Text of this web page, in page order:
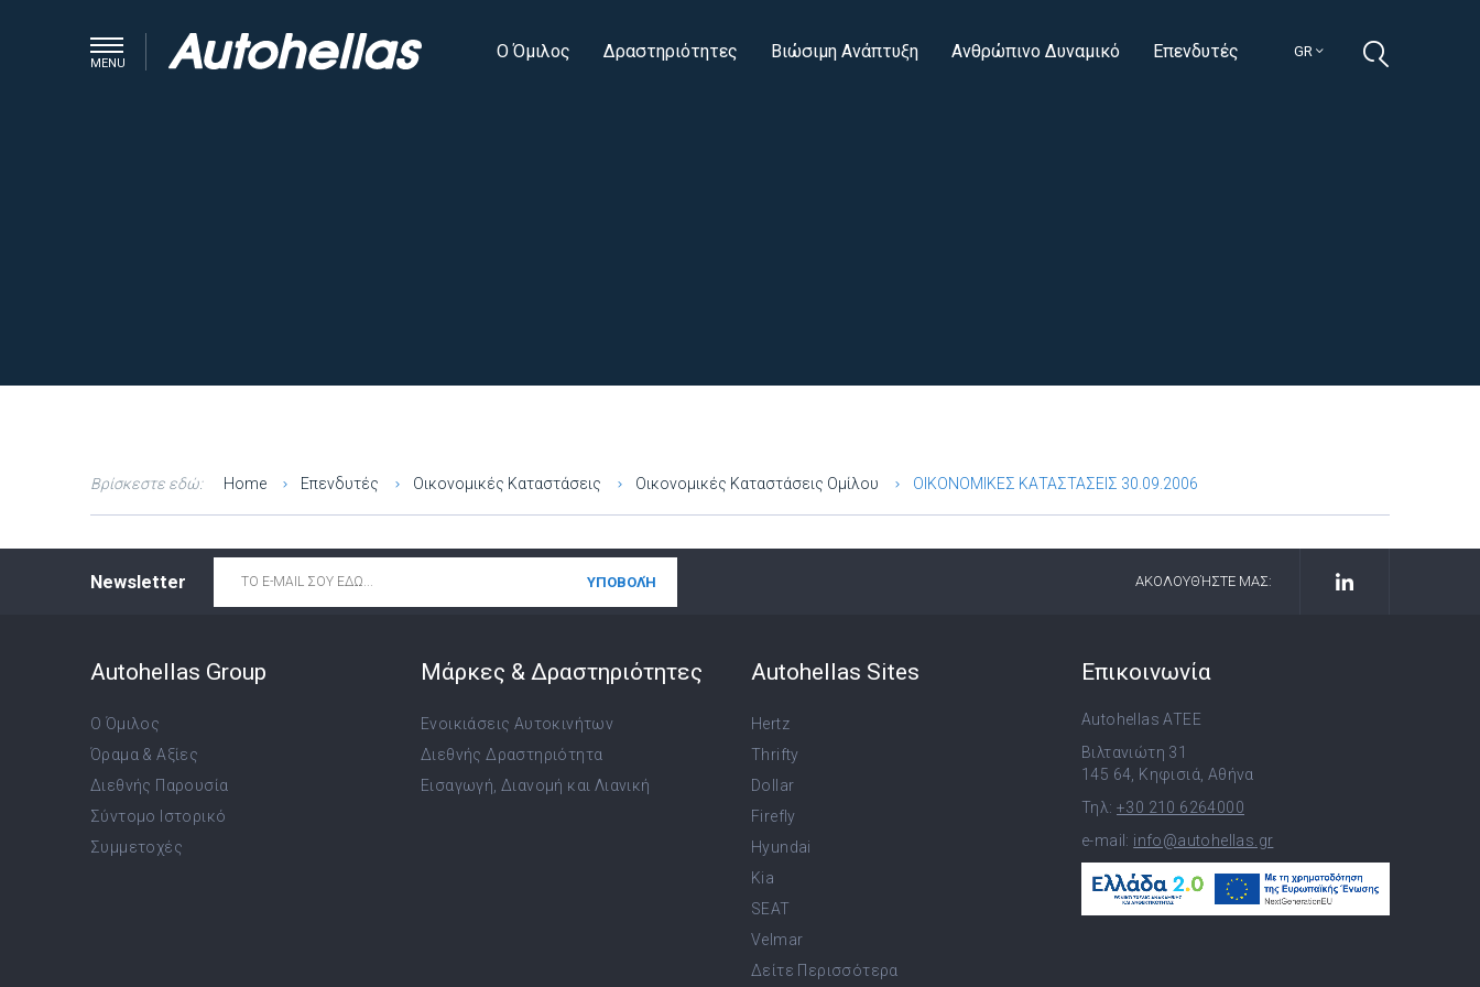
MENU
GR
Ο Όμιλος Δραστηριότητες Βιώσιμη Ανάπτυξη Ανθρώπινο Δυναμικό Επενδυτές
Βρίσκεστε εδώ: Home Επενδυτές Οικονομικές Καταστάσεις Οικονομικές Καταστάσεις Ομίλου ΟΙΚΟΝΟΜΙΚΕΣ ΚΑΤΑΣΤΑΣΕΙΣ 30.09.2006
Newsletter
ΑΚΟΛΟΥΘΉΣΤΕ ΜΑΣ:
Autohellas Group
Ο Όμιλος
Όραμα & Αξίες
Διεθνής Παρουσία
Σύντομο Ιστορικό
Συμμετοχές
Μάρκες & Δραστηριότητες
Ενοικιάσεις Αυτοκινήτων
Διεθνής Δραστηριότητα
Εισαγωγή, Διανομή και Λιανική
Autohellas Sites
Hertz
Thrifty
Dollar
Firefly
Hyundai
Kia
SEAT
Velmar
Δείτε Περισσότερα
Επικοινωνία
Autohellas ATEE
Βιλτανιώτη 31
145 64, Κηφισιά, Αθήνα
Τηλ: +30 210 6264000
e-mail: info@autohellas.gr